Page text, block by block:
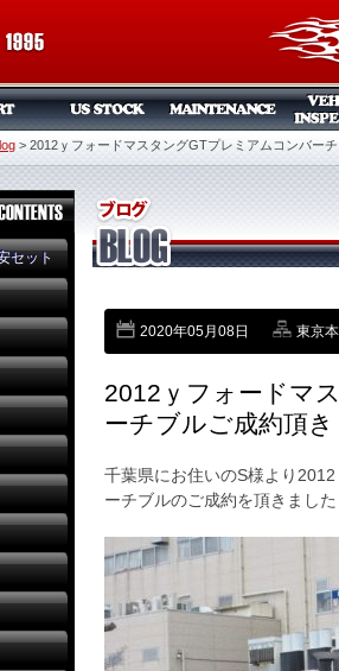
> 2012ｙフォードマスタングGTプレミアムコンバー
セット
2020年05月08日 東京
2012ｙフォードマ
ーチブルご成約頂
千葉県にお住いのS様より
ーチブルのご成約を頂きました